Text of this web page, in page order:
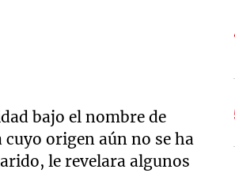
bajo el nombre de
cuyo origen aún no se ha
le revelara algunos